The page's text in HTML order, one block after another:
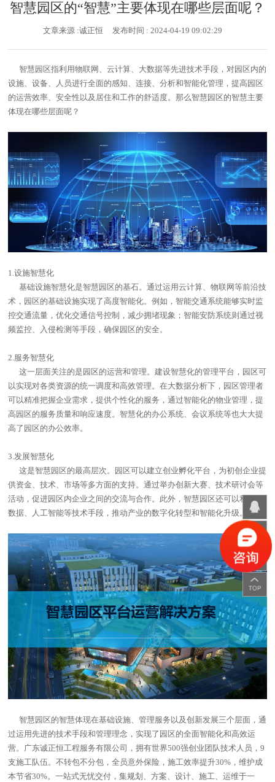
智慧园区的“智慧”主要体现在哪些层面呢？
文章来源 :诚正恒 发布时间 : 2024-04-19 09:02:29
智慧园区指利用物联网、云计算、大数据等先进技术手段，对园区内的
设施、设备、人员进行全面的感知、连接、分析和智能化管理，提高园区
的运营效率、安全性以及居住和工作的舒适度。那么智慧园区的智慧主要
体现在哪些层面呢？
1.设施智慧化
基础设施智慧化是智慧园区的基石。通过运用云计算、物联网等前沿技
术，园区的基础设施实现了高度智能化。例如，智能交通系统能够实时监
控交通流量，优化交通信号控制，减少拥堵现象；智能安防系统则通过视
频监控、入侵检测等手段，确保园区的安全。
2.服务智慧化
这一层面关注的是园区的运营和管理。建设智慧化的管理平台，园区可
以实现对各类资源的统一调度和高效管理。在大数据分析下，园区管理者
可以精准把握企业需求，提供个性化的服务，通过智能化的物业管理，提
高园区的服务质量和响应速度。智慧化的办公系统、会议系统等也大大提
高了园区的办公效率。
3.发展智慧化
这是智慧园区的最高层次。园区可以建立创业孵化平台，为初创企业提
供资金、技术、市场等多方面的支持。通过举办创新大赛、技术研讨会等
活动，促进园区内企业之间的交流与合作。此外，智慧园区还可以利用大
数据、人工智能等技术手段，推动产业的数字化转型和智能化升级。
智慧园区的智慧体现在基础设施、管理服务以及创新发展三个层面，通
过运用先进的技术手段和管理理念，实现了园区的全面智能化和高效运
营。 广东诚正恒工程服务有限公司，拥有世界500强创业团队技术人员，9
支施工队伍。不转包不分包，全员意外保险，施工效率提升30% ，维护成
本节省30%。一站式无忧交付，集规划、方案、设计、施工、运维于一